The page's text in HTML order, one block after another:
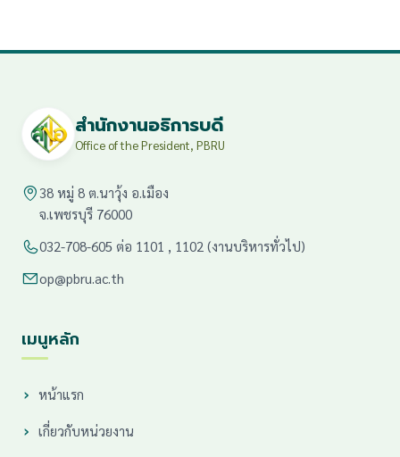
สำนักงานอธิการบดี
Office of the President, PBRU
38 หมู่ 8 ต.นาวุ้ง อ.เมือง
จ.เพชรบุรี 76000
032-708-605 ต่อ 1101 , 1102 (งานบริหารทั่วไป)
op@pbru.ac.th
เมนูหลัก
หน้าแรก
เกี่ยวกับหน่วยงาน